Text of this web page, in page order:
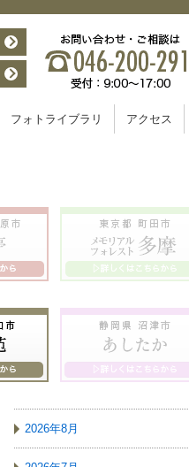
フォトライブラリ アクセス
2026年8月